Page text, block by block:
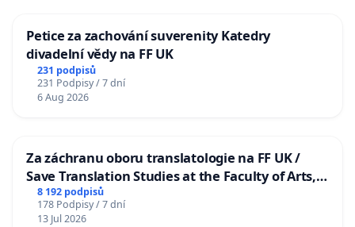
Petice za zachování suverenity Katedry
divadelní vědy na FF UK
231 podpisů
231 Podpisy / 7 dní
6 Aug 2026
Za záchranu oboru translatologie na FF UK /
Save Translation Studies at the Faculty of Arts,
Charles University
8 192 podpisů
178 Podpisy / 7 dní
13 Jul 2026